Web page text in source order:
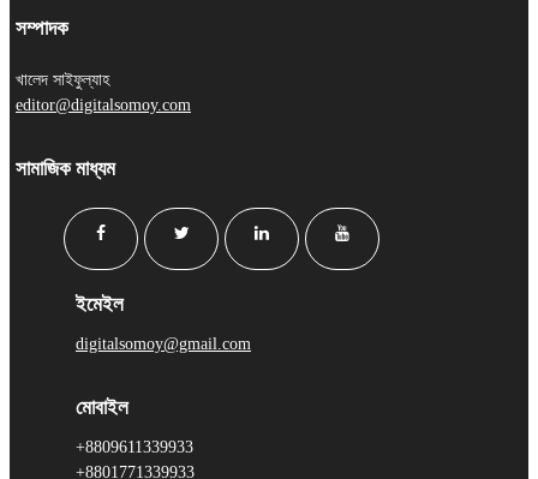
সম্পাদক
খালেদ সাইফুল্যাহ
editor@digitalsomoy.com
সামাজিক মাধ্যম
ইমেইল
digitalsomoy@gmail.com
মোবাইল
+8809611339933
+8801771339933